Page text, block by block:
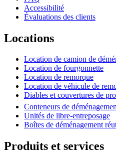
Accessibilité
Évaluations des clients
Locations
Location de camion de
Location de fourgonnette
Location de remorque
Location de véhicule de
Diables et couvertures de
Conteneurs de
Unités de libre-entreposage
Boîtes de déménagement
Produits et services